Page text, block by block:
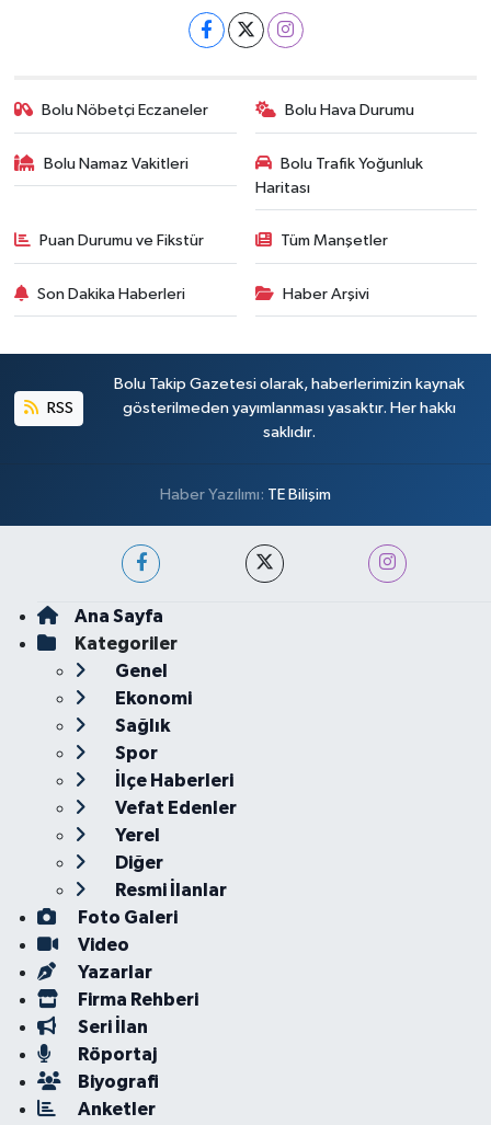
Bolu Nöbetçi Eczaneler Bolu Hava Durumu
Bolu Namaz Vakitleri
Bolu Trafik Yoğunluk
Haritası
Puan Durumu ve Fikstür Tüm Manşetler
Son Dakika Haberleri Haber Arşivi
RSS
Bolu Takip Gazetesi olarak, haberlerimizin kaynak
gösterilmeden yayımlanması yasaktır. Her hakkı
saklıdır.
Haber Yazılımı: TE Bilişim
Ana Sayfa
Kategoriler
Genel
Ekonomi
Sağlık
Spor
İlçe Haberleri
Vefat Edenler
Yerel
Diğer
Resmi İlanlar
Foto Galeri
Video
Yazarlar
Firma Rehberi
Seri İlan
Röportaj
Biyografi
Anketler